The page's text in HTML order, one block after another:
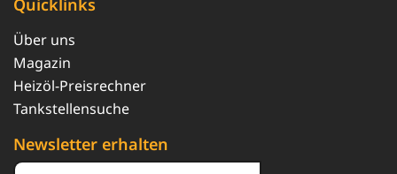
Quicklinks
Über uns
Magazin
Heizöl-Preisrechner
Tankstellensuche
Newsletter erhalten